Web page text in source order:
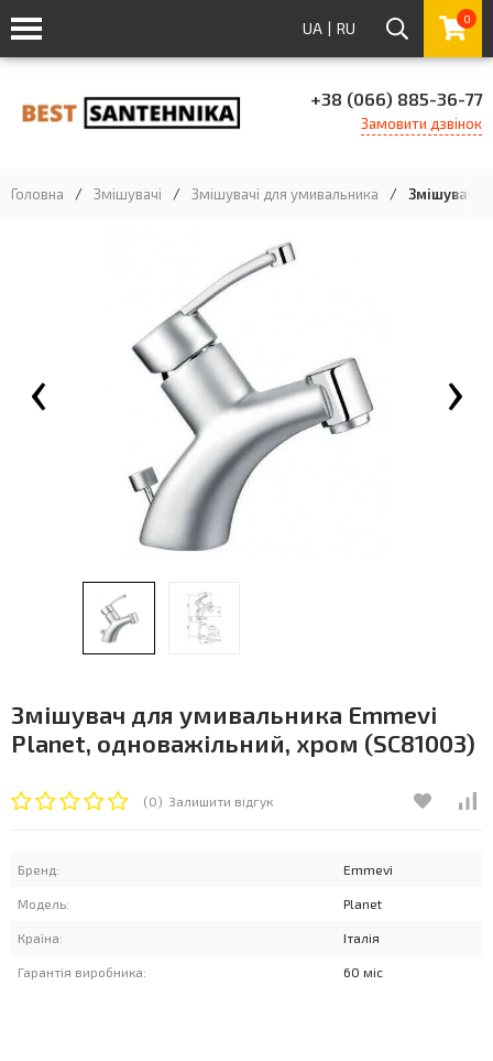
UA | RU 0
+38 (066) 885-36-77
Замовити дзвінок
Головна / Змішувачі / Змішувачі для умивальника / Змішувач
‹ ›
Змішувач для умивальника Emmevi
Planet, одноважільний, хром (SC81003)
(0) Залишити відгук
Бренд: Emmevi
Модель: Planet
Країна: Італія
Гарантія виробника: 60 міс